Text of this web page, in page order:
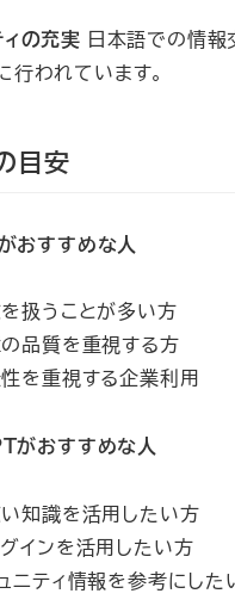
ィの充実 日本語での情報
行われています。
目安
すすめな人
扱うことが多い方
品質を重視する方
を重視する企業利用
おすすめな人
知識を活用したい方
インを活用したい方
ニティ情報を参考にした